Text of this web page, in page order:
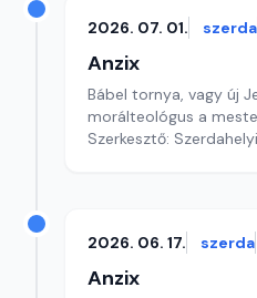
2026. 07. 01. szerda
Anzix
Bábel tornya, vagy új
morálteológus a
Szerkesztő:
2026. 06. 17. szerda
Anzix